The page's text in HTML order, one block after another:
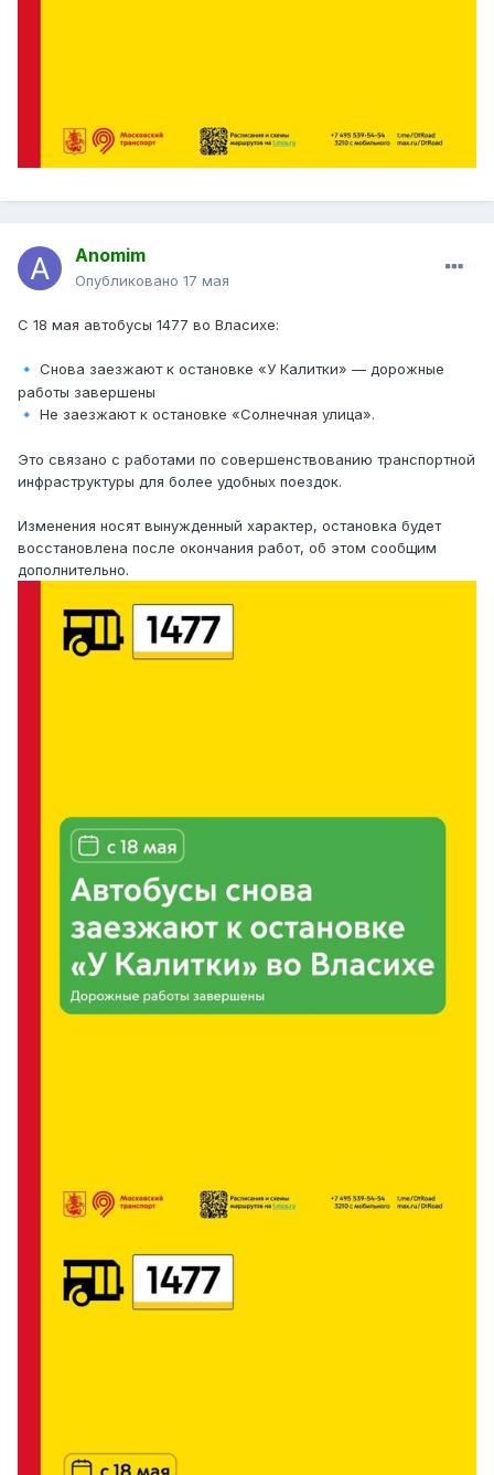
Anomim
Опубликовано 17 мая
С 18 мая автобусы 1477 во Власихе:
🔹 Снова заезжают к остановке «У Калитки» — дорожные
работы завершены
🔹 Не заезжают к остановке «Солнечная улица».
Это связано с работами по совершенствованию транспортной
инфраструктуры для более удобных поездок.
Изменения носят вынужденный характер, остановка будет
восстановлена после окончания работ, об этом сообщим
дополнительно.